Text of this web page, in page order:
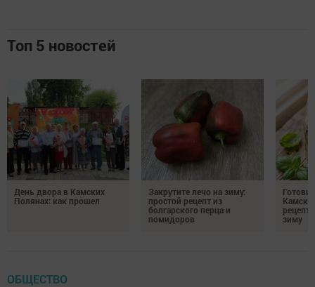
Топ 5 новостей
День двора в Камских
Полянах: как прошел
Закрутите лечо на зиму:
простой рецепт из
болгарского перца и
помидоров
зиму
ОБЩЕСТВО